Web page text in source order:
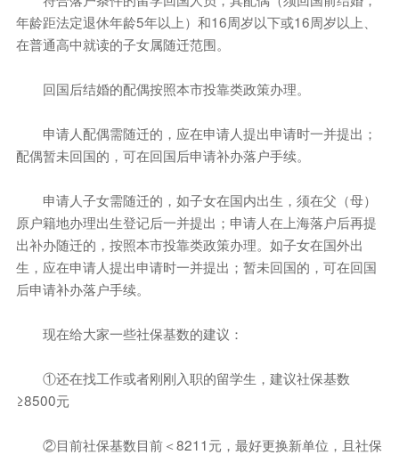
年龄距法定退休年龄5年以上）和16周岁以下或16周岁以上、
在普通高中就读的子女属随迁范围。
回国后结婚的配偶按照本市投靠类政策办理。
申请人配偶需随迁的，应在申请人提出申请时一并提出；
配偶暂未回国的，可在回国后申请补办落户手续。
申请人子女需随迁的，如子女在国内出生，须在父（母）
原户籍地办理出生登记后一并提出；申请人在上海落户后再提
出补办随迁的，按照本市投靠类政策办理。如子女在国外出
生，应在申请人提出申请时一并提出；暂未回国的，可在回国
后申请补办落户手续。
现在给大家一些社保基数的建议：
①还在找工作或者刚刚入职的留学生，建议社保基数
≥8500元
②目前社保基数目前＜8211元，最好更换新单位，且社保